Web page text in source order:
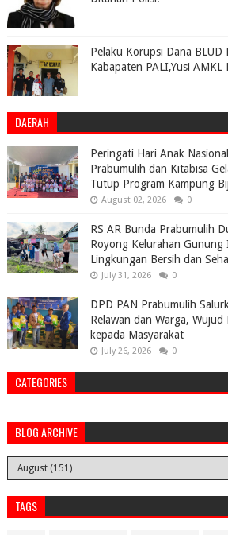
Pelaku Korupsi Dana BLUD
Kabapaten PALI,Yusi AMKL
DAERAH
Peringati Hari Anak
Prabumulih dan Kitabisa
Tutup Program Kampung
August 02, 2026 0
RS AR Bunda Prabumulih
Royong Kelurahan
Lingkungan Bersih dan
July 31, 2026 0
DPD PAN Prabumulih
Relawan dan Warga, Wujud
kepada Masyarakat
July 26, 2026 0
CATEGORIES
BLOG ARCHIVE
TAGS